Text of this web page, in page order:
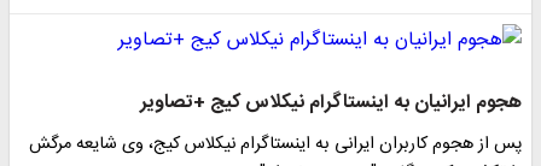
هجوم ایرانیان به اینستاگرام نیکلاس کیج +تصاویر
پس از هجوم کاربران ایرانی به اینستاگرام نیکلاس کیج، وی شایعه مرگش